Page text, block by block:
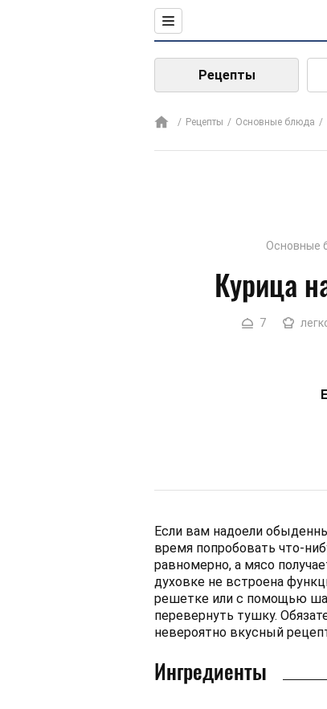
Рецепты
Рецепты Основные блюда
Основные
Курица
7
Если вам надоели
время попробовать что-
равномерно, а мясо
духовке не встроена
решетке или с помощью
перевернуть тушку.
невероятно вкусный
Ингредиенты